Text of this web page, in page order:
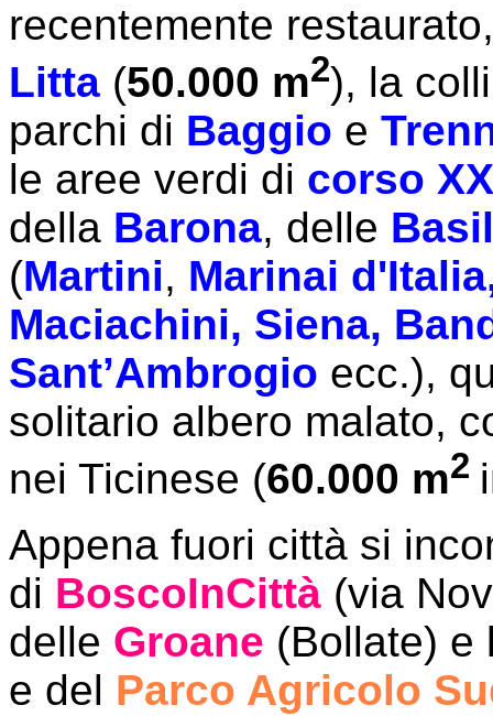
recentemente
Litta (50.000 m2), la
parchi di Baggio e
le aree verdi di corso
della Barona, delle
(Martini, Marinai
Maciachini, Siena,
Sant’Ambrogio ecc.),
solitario albero malato,
nei Ticinese (60.000 m2
Appena fuori città si
di BoscoInCittà (via
delle Groane (Bollate)
e del Parco Agricolo